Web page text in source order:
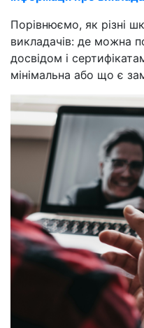
Порівнюємо, як різні
викладачів: де можна
досвідом і
мінімальна або що є